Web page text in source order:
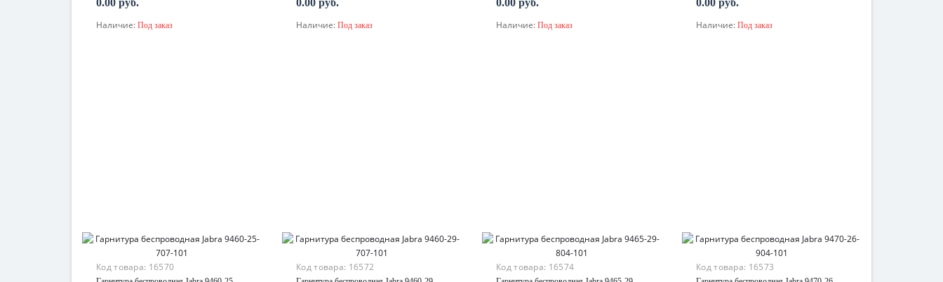
0.00 руб.
По запросу
Наличие: Под заказ
0.00 руб.
По запросу
Наличие: Под заказ
0.00 руб.
По запросу
Наличие: Под заказ
0.00 руб.
По запросу
Наличие: Под заказ
Код товара: 16570 Код товара: 16572 Код товара: 16574 Код товара: 16573